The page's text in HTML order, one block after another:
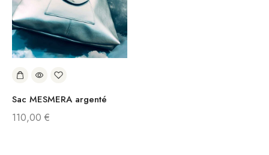
Sac MESMERA argenté
110,00 €